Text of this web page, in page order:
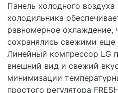
Панель холодного воздуха
холодильника
равномерное охлаждение,
сохранялись свежими
Линейный компрессор LG
внешний вид и свежий
минимизации
простого регулятора